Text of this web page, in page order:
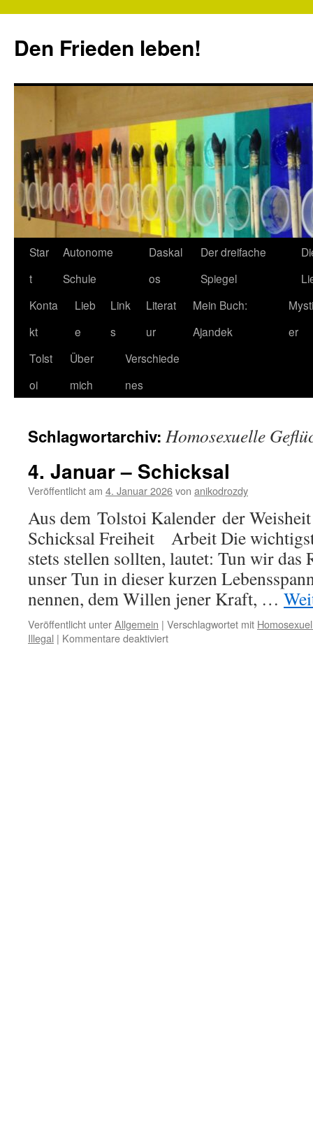
springen
Den Frieden leben!
Star
t
Autonome
Schule
Daskal
os
Der dreifache
Spiegel
Konta
kt
Lieb
e
Link
s
Literat
ur
Mein Buch:
Ajandek
er
Tolst
oi
Über
mich
Verschiede
nes
Schlagwortarchiv: Homosexuelle
4. Januar – Schicksal
Veröffentlicht am 4. Januar 2026von anikodrozdy
Aus dem Tolstoi Kalender der
Schicksal Freiheit Arbeit Die
stets stellen sollten, lautet: Tun wir das
unser Tun in dieser kurzen
nennen, dem Willen jener Kraft, …
Veröffentlicht unterAllgemein | Verschlagwortet mit
Illegal | Kommentare deaktiviertfür